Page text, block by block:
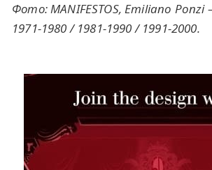
Фото: MANIFESTOS, Emiliano Ponzi
1971-1980 / 1981-1990 / 1991-2000.